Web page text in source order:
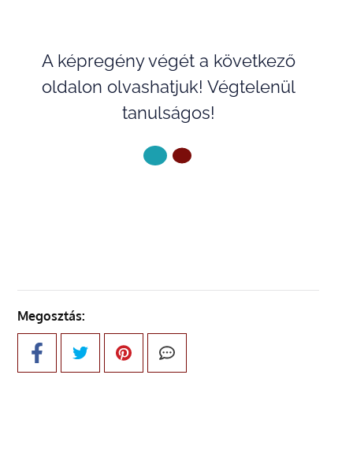
A képregény végét a következő
oldalon olvashatjuk! Végtelenül
tanulságos!
Megosztás: